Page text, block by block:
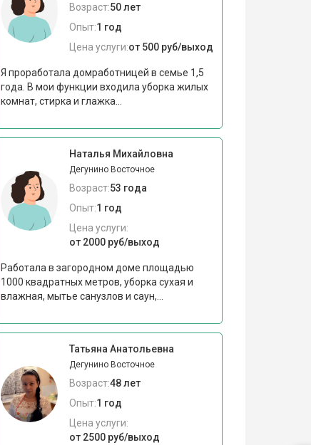
Возраст:50 лет
Опыт:1 год
Цена услуги:от 500 руб/выход
Я проработала домработницей в семье 1,5
года. В мои функции входила уборка жилых
комнат, стирка и глажка...
Наталья Михайловна
Дегунино Восточное
Возраст:53 года
Опыт:1 год
Цена услуги:
от 2000 руб/выход
Работала в загородном доме площадью
1000 квадратных метров, уборка сухая и
влажная, мытье санузлов и саун,...
Татьяна Анатольевна
Дегунино Восточное
Возраст:48 лет
Опыт:1 год
Цена услуги:
от 2500 руб/выход